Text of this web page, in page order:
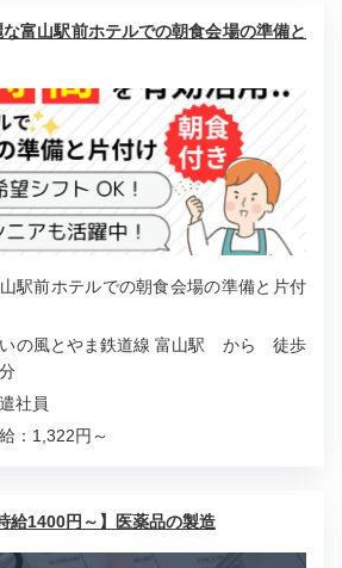
富山駅前ホテルでの朝食会場の準備と
駅前ホテルでの朝食会場の準備と片付
の風とやま鉄道線 富山駅 から 徒歩
社員
：1,322円～
給1400円～】医薬品の製造